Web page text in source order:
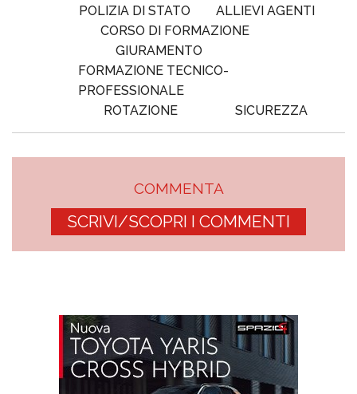
POLIZIA DI STATO
ALLIEVI AGENTI
CORSO DI FORMAZIONE
GIURAMENTO
FORMAZIONE TECNICO-
PROFESSIONALE
ROTAZIONE
SICUREZZA
COMMENTA
SCRIVI/SCOPRI I COMMENTI